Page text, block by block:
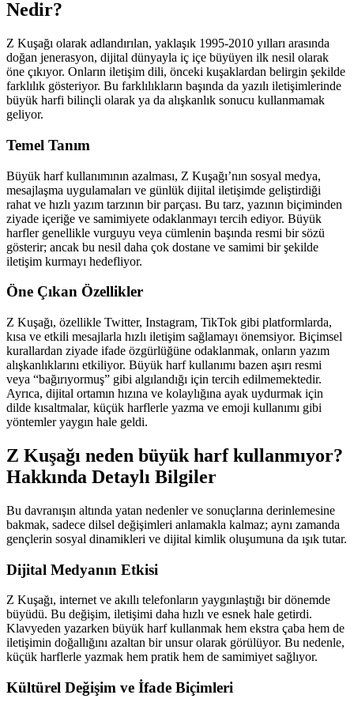
Nedir?
Z Kuşağı olarak adlandırılan, yaklaşık 1995-2010 yılları arasında
doğan jenerasyon, dijital dünyayla iç içe büyüyen ilk nesil olarak
öne çıkıyor. Onların iletişim dili, önceki kuşaklardan belirgin şekilde
farklılık gösteriyor. Bu farklılıkların başında da yazılı iletişimlerinde
büyük harfi bilinçli olarak ya da alışkanlık sonucu kullanmamak
geliyor.
Temel Tanım
Büyük harf kullanımının azalması, Z Kuşağı’nın sosyal medya,
mesajlaşma uygulamaları ve günlük dijital iletişimde geliştirdiği
rahat ve hızlı yazım tarzının bir parçası. Bu tarz, yazının biçiminden
ziyade içeriğe ve samimiyete odaklanmayı tercih ediyor. Büyük
harfler genellikle vurguyu veya cümlenin başında resmi bir sözü
gösterir; ancak bu nesil daha çok dostane ve samimi bir şekilde
iletişim kurmayı hedefliyor.
Öne Çıkan Özellikler
Z Kuşağı, özellikle Twitter, Instagram, TikTok gibi platformlarda,
kısa ve etkili mesajlarla hızlı iletişim sağlamayı önemsiyor. Biçimsel
kurallardan ziyade ifade özgürlüğüne odaklanmak, onların yazım
alışkanlıklarını etkiliyor. Büyük harf kullanımı bazen aşırı resmi
veya “bağırıyormuş” gibi algılandığı için tercih edilmemektedir.
Ayrıca, dijital ortamın hızına ve kolaylığına ayak uydurmak için
dilde kısaltmalar, küçük harflerle yazma ve emoji kullanımı gibi
yöntemler yaygın hale geldi.
Z Kuşağı neden büyük harf kullanmıyor?
Hakkında Detaylı Bilgiler
Bu davranışın altında yatan nedenler ve sonuçlarına derinlemesine
bakmak, sadece dilsel değişimleri anlamakla kalmaz; aynı zamanda
gençlerin sosyal dinamikleri ve dijital kimlik oluşumuna da ışık tutar.
Dijital Medyanın Etkisi
Z Kuşağı, internet ve akıllı telefonların yaygınlaştığı bir dönemde
büyüdü. Bu değişim, iletişimi daha hızlı ve esnek hale getirdi.
Klavyeden yazarken büyük harf kullanmak hem ekstra çaba hem de
iletişimin doğallığını azaltan bir unsur olarak görülüyor. Bu nedenle,
küçük harflerle yazmak hem pratik hem de samimiyet sağlıyor.
Kültürel Değişim ve İfade Biçimleri